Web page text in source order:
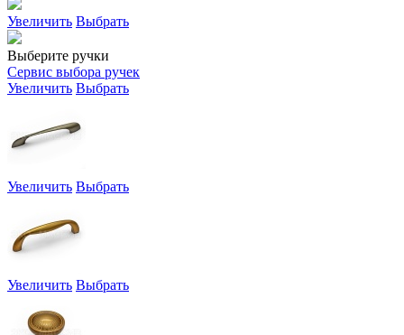
Увеличить Выбрать
Выберите ручки
Сервис выбора ручек
Увеличить Выбрать
Увеличить Выбрать
Увеличить Выбрать